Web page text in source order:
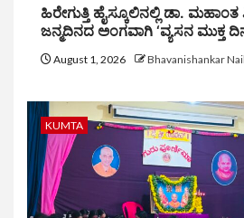
ಹಿರೇಗುತ್ತಿ ಹೈಸ್ಕೂಲಿನಲ್ಲಿ ಡಾ.
ಜನ್ಮದಿನದ ಅಂಗವಾಗಿ ‘ವ್ಯಸನ ಮುಕ್ತ
August 1, 2026 Bhavanishankar
KUMTA